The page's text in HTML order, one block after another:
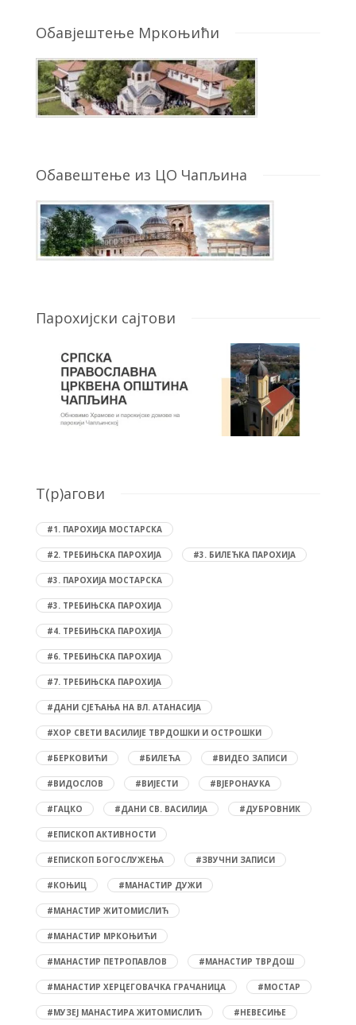
Обавјештење Мркоњићи
Обавештење из ЦО Чапљина
Парохијски сајтови
T(р)агови
#1. ПАРОХИЈА МОСТАРСКА
#2. ТРЕБИЊСКА ПАРОХИЈА #3. БИЛЕЋКА ПАРОХИЈА
#3. ПАРОХИЈА МОСТАРСКА
#3. ТРЕБИЊСКА ПАРОХИЈА
#4. ТРЕБИЊСКА ПАРОХИЈА
#6. ТРЕБИЊСКА ПАРОХИЈА
#7. ТРЕБИЊСКА ПАРОХИЈА
#ДАНИ СЈЕЋАЊА НА ВЛ. АТАНАСИЈА
#ХОР СВЕТИ ВАСИЛИЈЕ ТВРДОШКИ И ОСТРОШКИ
#БЕРКОВИЋИ #БИЛЕЋА #ВИДЕО ЗАПИСИ
#ВИДОСЛОВ #ВИЈЕСТИ #ВЈЕРОНАУКА
#ГАЦКО #ДАНИ СВ. ВАСИЛИЈА #ДУБРОВНИК
#ЕПИСКОП АКТИВНОСТИ
#ЕПИСКОП БОГОСЛУЖЕЊА #ЗВУЧНИ ЗАПИСИ
#КОЊИЦ #МАНАСТИР ДУЖИ
#МАНАСТИР ЖИТОМИСЛИЋ
#МАНАСТИР МРКОЊИЋИ
#МАНАСТИР ПЕТРОПАВЛОВ #МАНАСТИР ТВРДОШ
#МАНАСТИР ХЕРЦЕГОВАЧКА ГРАЧАНИЦА #МОСТАР
#МУЗЕЈ МАНАСТИРА ЖИТОМИСЛИЋ #НЕВЕСИЊЕ